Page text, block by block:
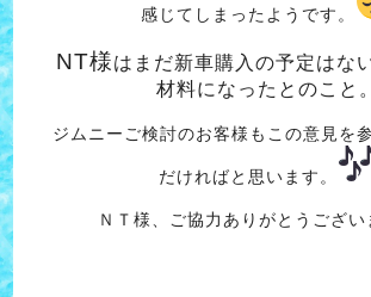
感じてしまったようです。
NT様はまだ新車購入の予定はな
材料になったとのこと。
ジムニーご検討のお客様もこの意見を
だければと思います。
ＮＴ様、ご協力ありがとうござい